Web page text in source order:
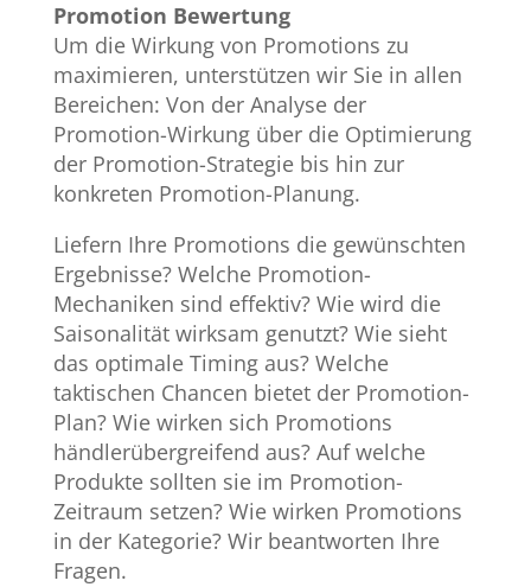
Promotion Bewertung​
Um die Wirkung von Promotions zu
maximieren, unterstützen wir Sie in allen
Bereichen: Von der Analyse der
Promotion-Wirkung über die Optimierung
der Promotion-Strategie bis hin zur
konkreten Promotion-Planung.​
​Liefern Ihre Promotions die gewünschten
Ergebnisse? Welche Promotion-
Mechaniken sind effektiv? Wie wird die
Saisonalität wirksam genutzt? Wie sieht
das optimale Timing aus? Welche
taktischen Chancen bietet der Promotion-
Plan? Wie wirken sich Promotions
händlerübergreifend aus? Auf welche
Produkte sollten sie im Promotion-
Zeitraum setzen? Wie wirken Promotions
in der Kategorie? Wir beantworten Ihre
Fragen.​